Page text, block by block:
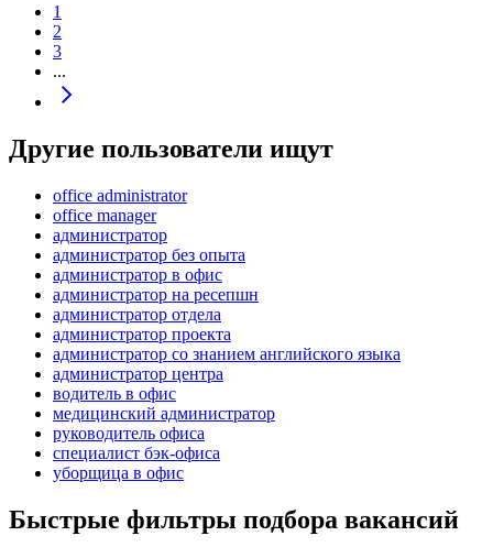
1
2
3
...
Другие пользователи ищут
office administrator
office manager
администратор
администратор без опыта
администратор в офис
администратор на ресепшн
администратор отдела
администратор проекта
администратор со знанием английского языка
администратор центра
водитель в офис
медицинский администратор
руководитель офиса
специалист бэк-офиса
уборщица в офис
Быстрые фильтры подбора вакансий